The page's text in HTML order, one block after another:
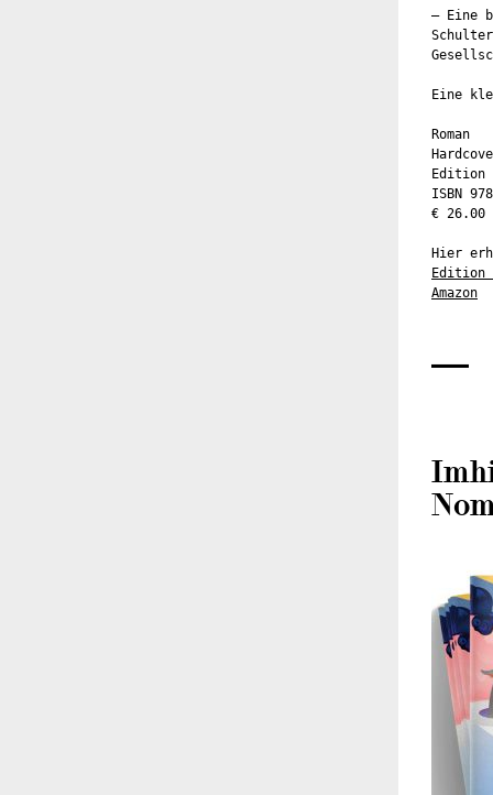
– Eine
Eine
Roman
Edition
ISBN
€ 26.00
Hier
Edition
Amazon